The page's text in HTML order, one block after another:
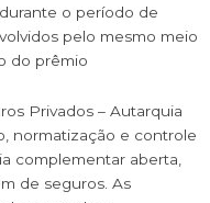
o período de
pelo mesmo meio
do prêmio
Privados – Autarquia
normatização e controle
complementar aberta,
de seguros. As